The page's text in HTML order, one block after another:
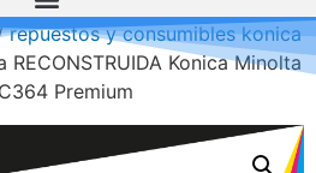
repuestos y consumibles konica
Konica Minolta
Premium